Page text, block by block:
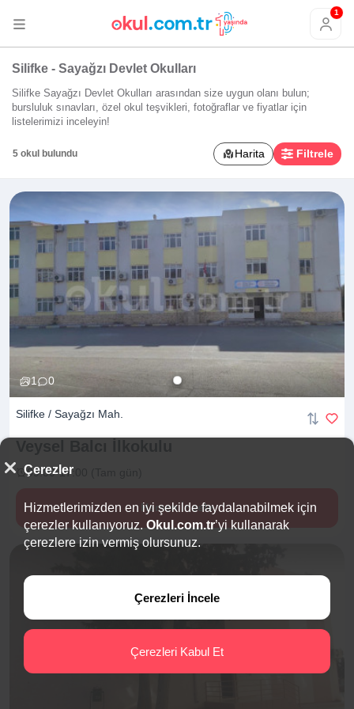
1
Silifke - Sayağzı Devlet Okulları
Silifke Sayağzı Devlet Okulları arasından size uygun olanı bulun;
bursluluk sınavları, özel okul teşvikleri, fotoğraflar ve fiyatlar için
listelerimizi inceleyin!
5 okul bulundu Harita Filtrele
1 0
Silifke / Sayağzı Mah.
09:00-17:00 (Tam gün)
Hemen İncele
Çerezler
Hizmetlerimizden en iyi şekilde faydalanabilmek için
çerezler kullanıyoruz. Okul.com.tr’yi kullanarak
çerezlere izin vermiş olursunuz.
Çerezleri İncele
Çerezleri Kabul Et